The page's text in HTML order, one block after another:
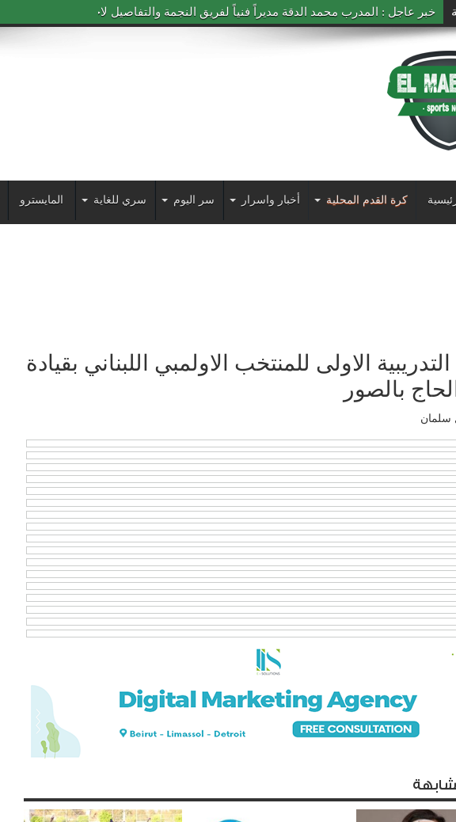
خبر عاجل : المدرب محمد الدقة مديراً فنياً لفريق النجمة والتفاصيل لاحقاً
كرة القدم المحلية أخبار واسرار سر اليوم سري للغاية المايسترو
الاولى للمنتخب الاولمبي اللبناني بقيادة
بالصور
سلمان